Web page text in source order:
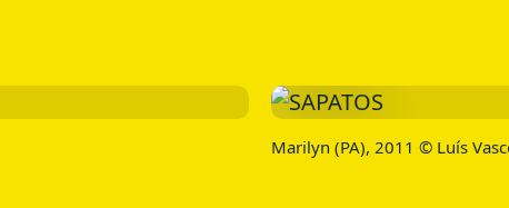
Marilyn (PA), 2011 © Luís